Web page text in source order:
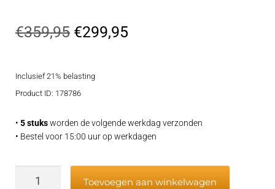
€359,95 Oorspronkelijke
was:
€299,95Huidige
Inclusief 21% belasting
Product ID: 178786
• 5 stuksworden de volgende werkdag verzonden
• Bestel voor 15:00 uur op werkdagen
Toevoegen aan winkelwagen